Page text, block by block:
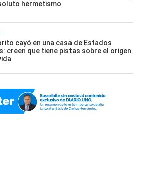
hermetismo
cayó en una casa de Estados
creen que tiene pistas sobre el origen